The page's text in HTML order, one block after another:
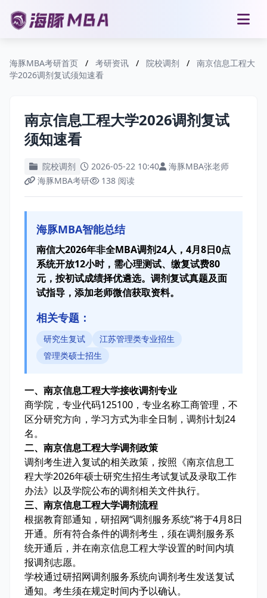
海豚MBA考研首页 / 考研资讯 / 院校调剂 /
南京信息工程大
学2026调剂复试须知速看
南京信息工程大学2026调剂复试
须知速看
院校调剂 2026-05-22 10:40
海豚MBA张老师
海豚MBA考研
138 阅读
海豚MBA智能总结
南信大2026年非全MBA调剂24人，4月8日0点
系统开放12小时，需心理测试、缴复试费80
元，按初试成绩择优遴选。调剂复试真题及面
试指导，添加老师微信获取资料。
相关专题：
研究生复试
江苏管理类专业招生
管理类硕士招生
一、南京信息工程大学接收调剂专业
商学院，专业代码125100，专业名称工商管理，不
区分研究方向，学习方式为非全日制，调剂计划24
名。
二、南京信息工程大学调剂政策
调剂考生进入复试的相关政策，按照《南京信息工
程大学2026年硕士研究生招生考试复试及录取工作
办法》以及学院公布的调剂相关文件执行。
三、南京信息工程大学调剂流程
根据教育部通知，研招网“调剂服务系统”将于4月8日
开通。所有符合条件的调剂考生，须在调剂服务系
统开通后，并在南京信息工程大学设置的时间内填
报调剂志愿。
学校通过研招网调剂服务系统向调剂考生发送复试
通知。考生须在规定时间内予以确认。